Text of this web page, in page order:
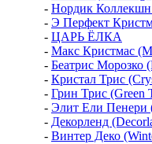
- Нордик
- Э Перфект
- ЦАРЬ ЁЛКА
- Макс Кристмас
- Беатрис Морозко
- Кристал Трис
- Грин Трис (Green
- Элит Ели Пенери
- Декорленд
- Винтер Деко